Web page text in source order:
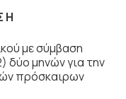
Η
με σύμβαση
δύο μηνών για την
πρόσκαιρων